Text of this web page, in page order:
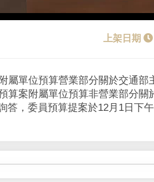
e
o
屬單位預算營業部分關於交通部
算案附屬單位預算非營業部分
，委員預算提案於12月1日下